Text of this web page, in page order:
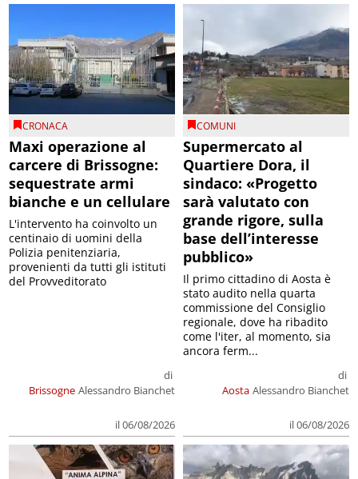
CRONACA
Maxi operazione al
carcere di Brissogne:
sequestrate armi
bianche e un cellulare
Brissogne
di
Alessandro Bianchet
il 06/08/2026
L'intervento ha coinvolto un
centinaio di uomini della
Polizia penitenziaria,
provenienti da tutti gli istituti
del Provveditorato
COMUNI
Supermercato al
Quartiere Dora, il
sindaco: «Progetto
sarà valutato con
grande rigore, sulla
base dell’interesse
pubblico»
Aosta
di
Alessandro Bianchet
il 06/08/2026
Il primo cittadino di Aosta è
stato audito nella quarta
commissione del Consiglio
regionale, dove ha ribadito
come l'iter, al momento, sia
ancora ferm...